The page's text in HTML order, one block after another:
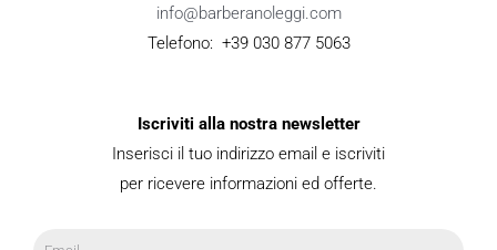
info@barberanoleggi.com
Telefono: +39 030 877 5063
Iscriviti alla nostra newsletter
Inserisci il tuo indirizzo email e iscriviti
per ricevere informazioni ed offerte.